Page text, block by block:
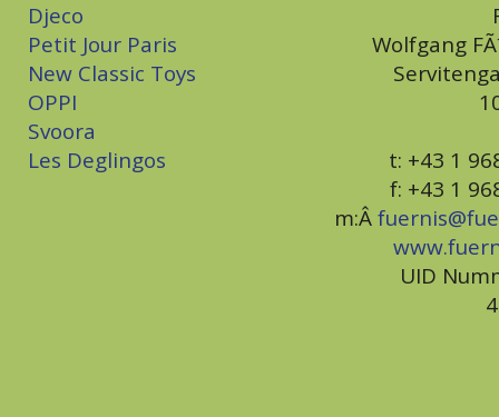
Djeco
Petit Jour Paris
New Classic Toys
OPPI
Svoora
Les Deglingos
Wolfgang
t: +43 1
f: +43 1
m:Â
UID